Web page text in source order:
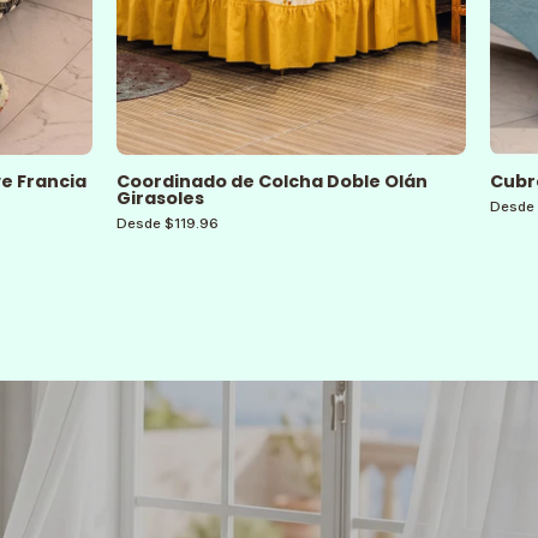
Francia Coordinado de Colcha Doble Olán
Girasoles
Desde $119.96
Desde